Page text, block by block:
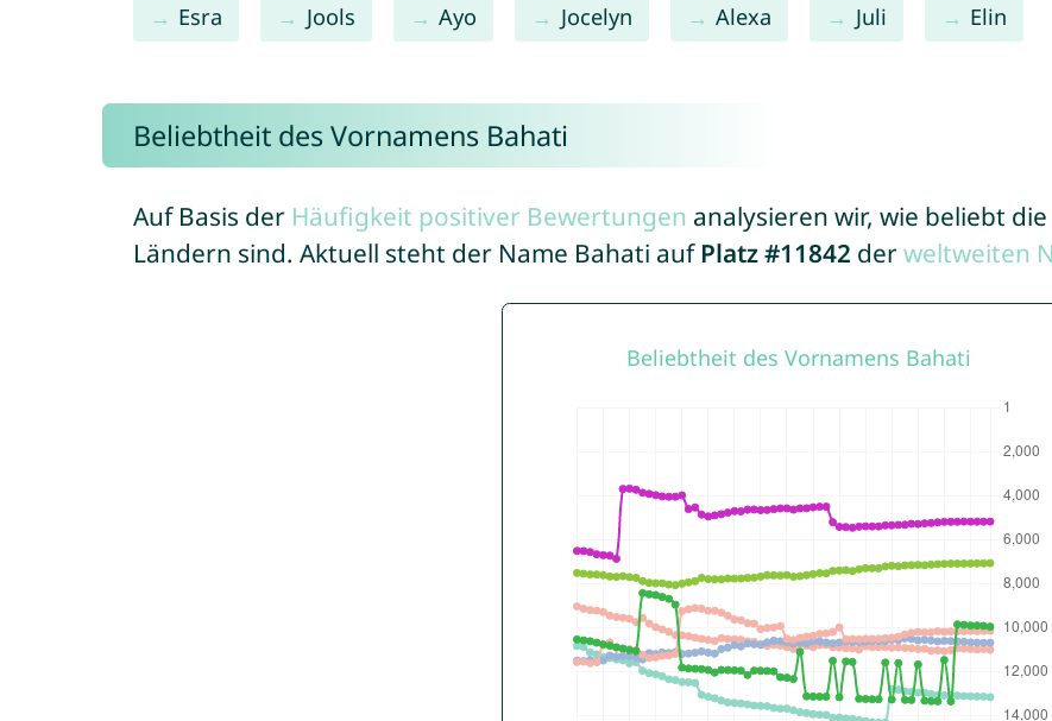
Esra Jools Ayo Jocelyn Alexa Juli Elin
Beliebtheit des Vornamens Bahati
Auf Basis der Häufigkeit positiver Bewertungen analysieren wir, wie beliebt
Ländern sind. Aktuell steht der Name Bahati auf Platz #11842 derweltweiten